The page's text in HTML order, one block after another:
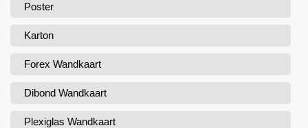
Poster
Karton
Forex Wandkaart
Dibond Wandkaart
Plexiglas Wandkaart